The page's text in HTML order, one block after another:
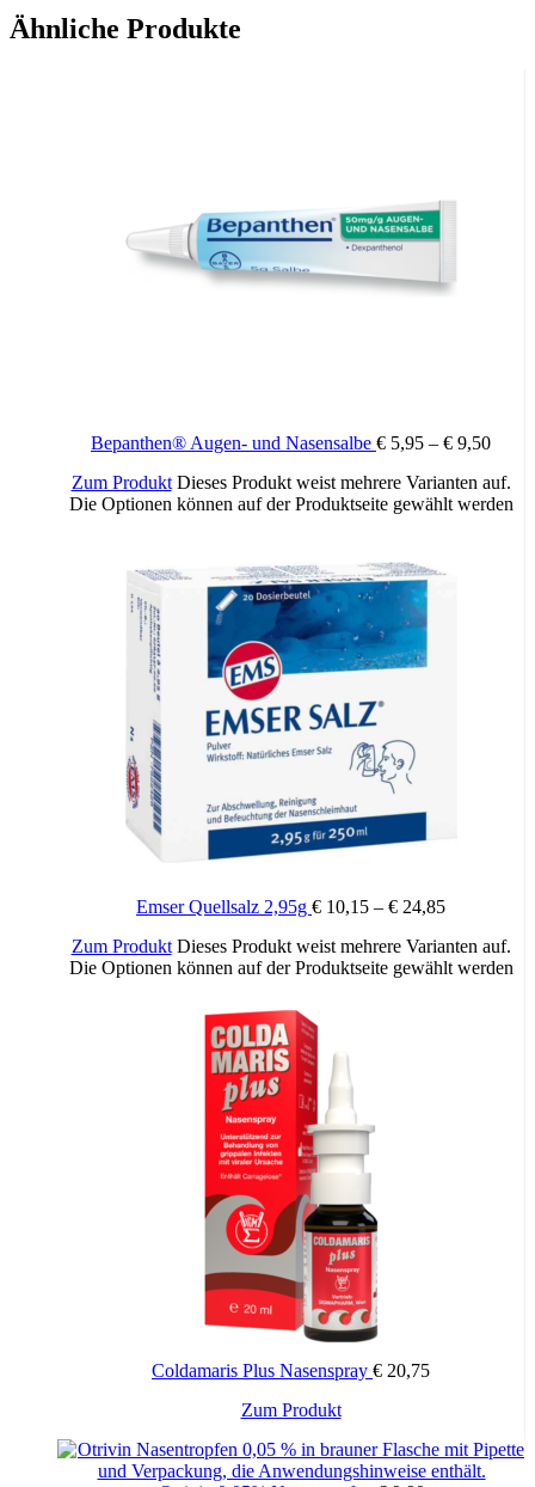
bei Kindern im Alter unter 2 Jahren wird nicht empfohlen.
Ähnliche Produkte
Bepanthen® Augen- und Nasensalbe € 5,95 – € 9,50
Zum Produkt Dieses Produkt weist mehrere Varianten auf.
Die Optionen können auf der Produktseite gewählt werden
Emser Quellsalz 2,95g € 10,15 – € 24,85
Zum Produkt Dieses Produkt weist mehrere Varianten auf.
Die Optionen können auf der Produktseite gewählt werden
Coldamaris Plus Nasenspray € 20,75
Zum Produkt